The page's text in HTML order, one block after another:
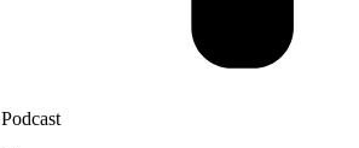
Podcast